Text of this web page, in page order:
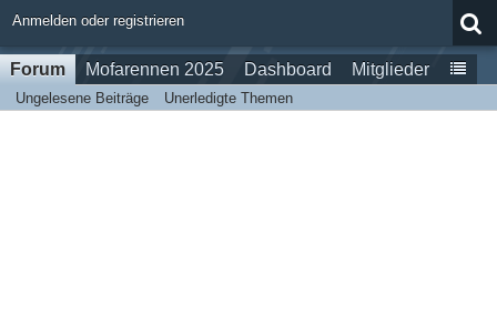
Anmelden oder registrieren
Forum Mofarennen 2025 Dashboard Mitglieder
Ungelesene Beiträge Unerledigte Themen